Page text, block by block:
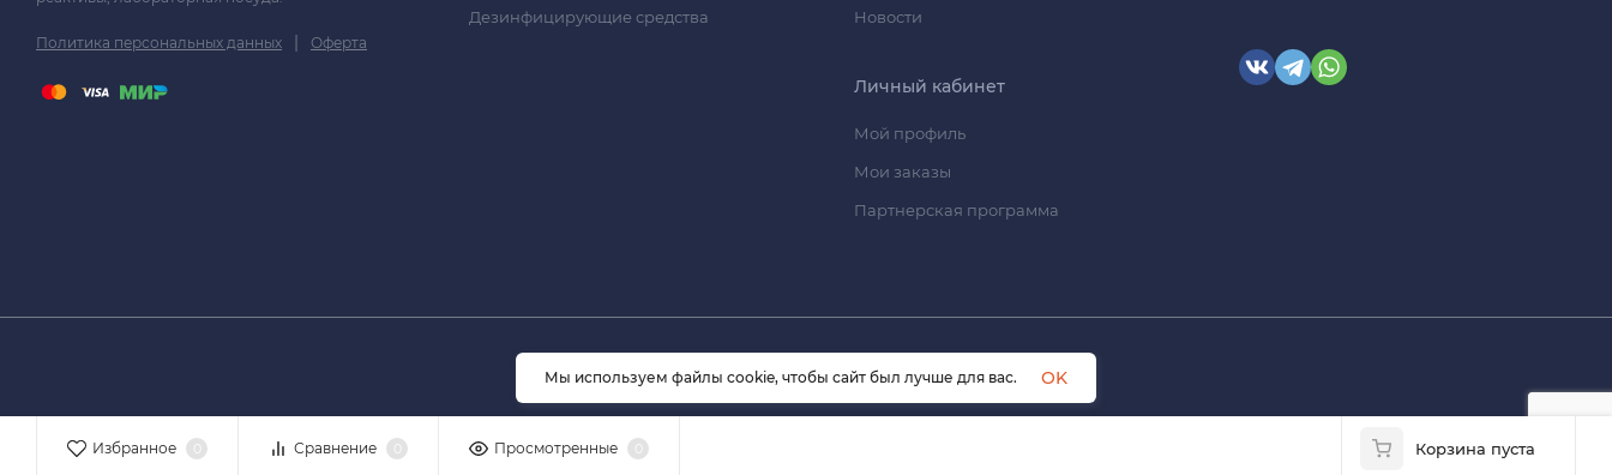
Политика персональных данных | Оферта
Дезинфицирующие средства
Новости
Личный кабинет
Мой профиль
Мои заказы
Партнерская программа
Избранное Сравнение Просмотренные Корзина пуста
Мы используем файлы cookie, чтобы сайт был лучше для вас. OK